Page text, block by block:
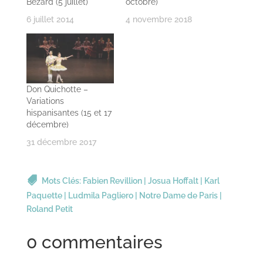
6 juillet 2014
4 novembre 2018
Don Quichotte –
Variations
hispanisantes (15 et 17
décembre)
31 décembre 2017
Mots Clés: Fabien Revillion| Josua Hoffalt| Karl
Paquette| Ludmila Pagliero| Notre Dame de Paris|
Roland Petit
0 commentaires